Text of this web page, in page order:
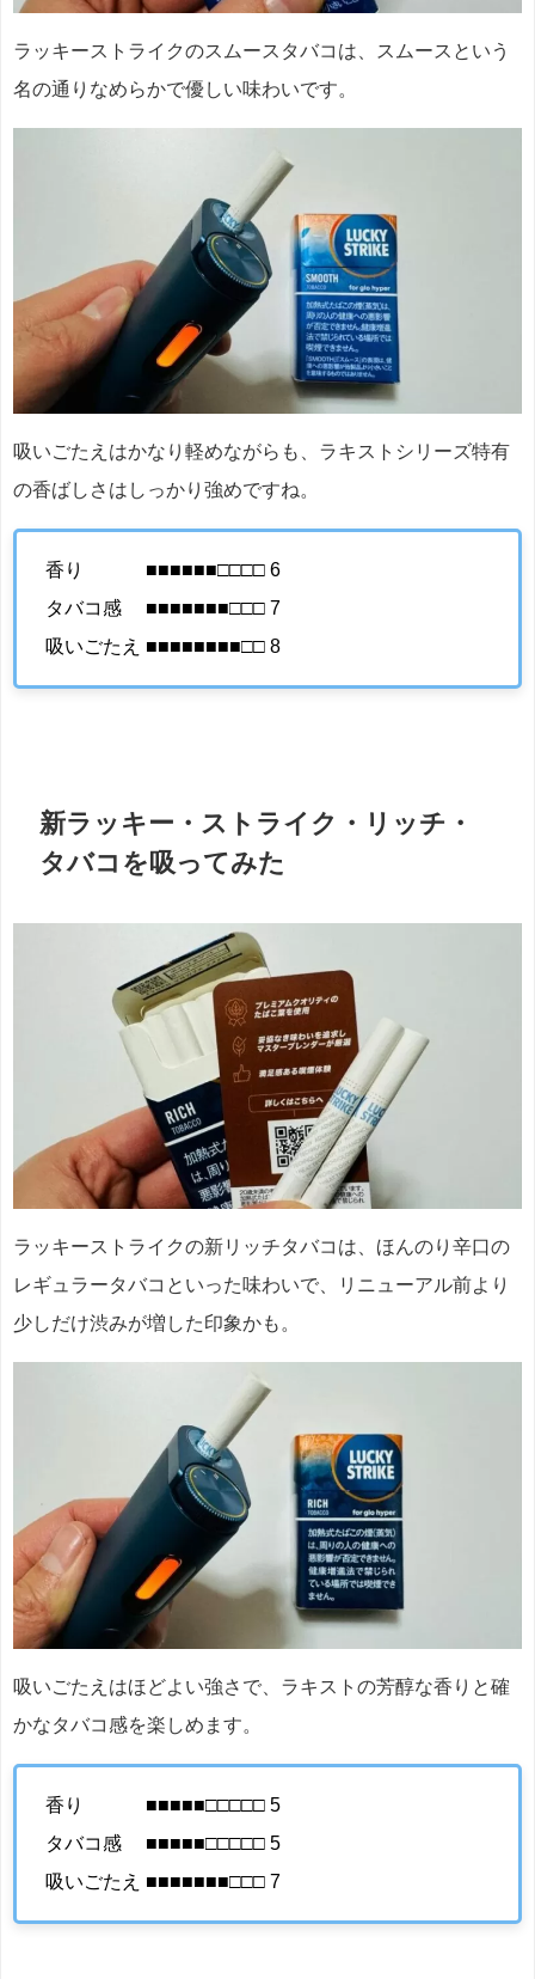
ラッキーストライクのスムースタバコは、スムースという
名の通りなめらかで優しい味わいです。
吸いごたえはかなり軽めながらも、ラキストシリーズ特有
の香ばしさはしっかり強めですね。
香り ■■■■■■□□□□ 6
タバコ感 ■■■■■■■□□□ 7
吸いごたえ ■■■■■■■■□□ 8
新ラッキー・ストライク・リッチ・
タバコを吸ってみた
ラッキーストライクの新リッチタバコは、ほんのり辛口の
レギュラータバコといった味わいで、リニューアル前より
少しだけ渋みが増した印象かも。
吸いごたえはほどよい強さで、ラキストの芳醇な香りと確
かなタバコ感を楽しめます。
香り ■■■■■□□□□□ 5
タバコ感 ■■■■■□□□□□ 5
吸いごたえ ■■■■■■■□□□ 7